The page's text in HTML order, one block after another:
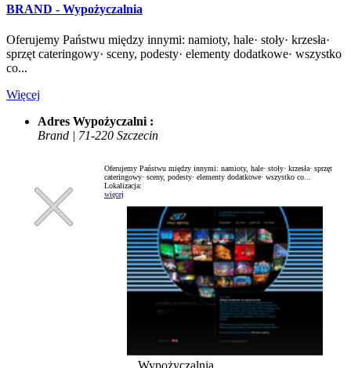
BRAND - Wypożyczalnia
Oferujemy Państwu między innymi: namioty, hale· stoły· krzesła·
sprzęt cateringowy· sceny, podesty· elementy dodatkowe· wszystko
co...
Więcej
Adres Wypożyczalni :
Brand | 71-220 Szczecin
Oferujemy Państwu między innymi: namioty, hale· stoły· krzesła· sprzęt
cateringowy· sceny, podesty· elementy dodatkowe· wszystko co...
Lokalizacja:
więcej
Wypożyczalnia